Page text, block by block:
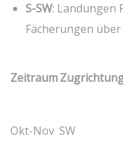
S-SW: Landungen
Fächerungen
Zeitraum
Okt-Nov SW